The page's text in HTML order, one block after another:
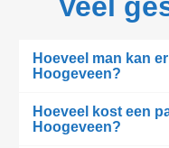
Hoeveel man kan
Hoogeveen?
Hoeveel kost een
Hoogeveen?